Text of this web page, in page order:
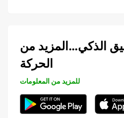
الذكي…المزيد من
الحركة
للمزيد من المعلومات